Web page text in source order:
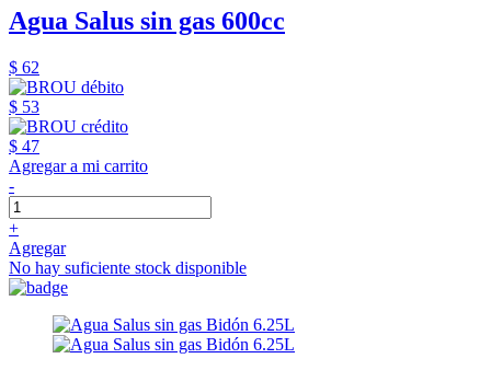
Agua Salus sin gas 600cc
$ 62
$ 53
$ 47
Agregar a mi carrito
-
+
Agregar
No hay suficiente stock disponible